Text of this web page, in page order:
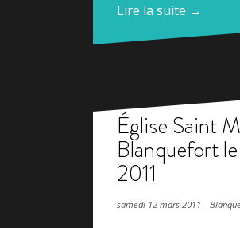
Lire la suite →
Église Saint
Blanquefort
2011
samedi 12 mars 2011 –